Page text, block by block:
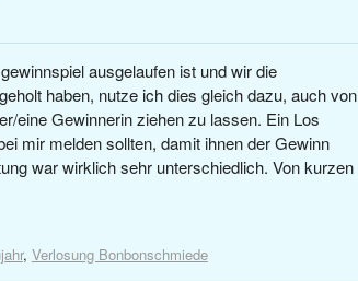
ausgelaufen ist und wir die
haben, nutze ich dies gleich dazu, auch von
eine Gewinnerin ziehen zu lassen. Ein Los
mir melden sollten, damit ihnen der Gewinn
war wirklich sehr unterschiedlich. Von kurzen
, Verlosung Bonbonschmiede